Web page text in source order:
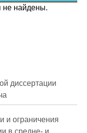
не найдены.
диссертации
ограничения
в средне- и